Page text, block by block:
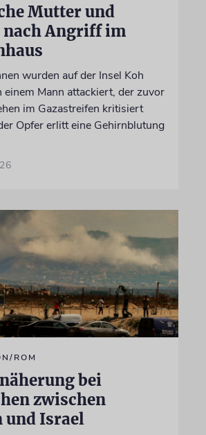
Mutter und
nach Angriff im
wurden auf der Insel Koh
einem Mann attackiert, der zuvor
im Gazastreifen kritisiert
Opfer erlitt eine Gehirnblutung
ROM
bei
zwischen
und Israel